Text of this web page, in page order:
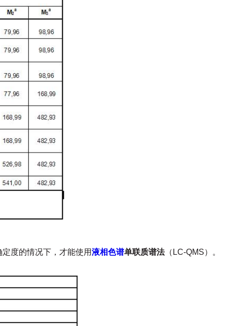
度的情况下，才能使用液相色谱单联质谱法（ LC-QMS）。